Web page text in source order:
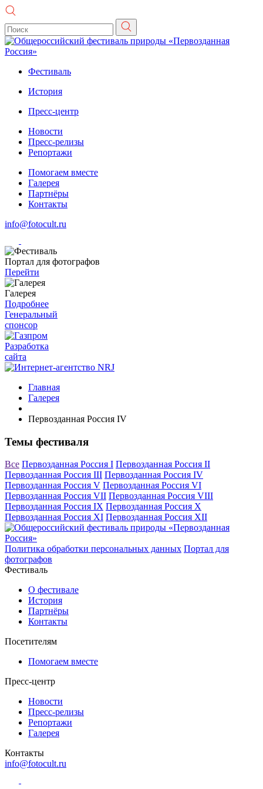
Фестиваль
История
Пресс-центр
Новости
Пресс-релизы
Репортажи
Помогаем вместе
Галерея
Партнёры
Контакты
info@fotocult.ru
Портал для фотографов
Перейти
Галерея
Подробнее
Генеральный
спонсор
Разработка
сайта
Главная
Галерея
Первозданная Россия IV
Темы фестиваля
Все Первозданная Россия I Первозданная Россия II
Первозданная Россия III Первозданная Россия IV
Первозданная Россия V Первозданная Россия VI
Первозданная Россия VII Первозданная Россия VIII
Первозданная Россия IX Первозданная Россия X
Первозданная Россия XI Первозданная Россия XII
Политика обработки персональных данных Портал для
фотографов
Фестиваль
О фестивале
История
Партнёры
Контакты
Посетителям
Помогаем вместе
Пресс-центр
Новости
Пресс-релизы
Репортажи
Галерея
Контакты
info@fotocult.ru